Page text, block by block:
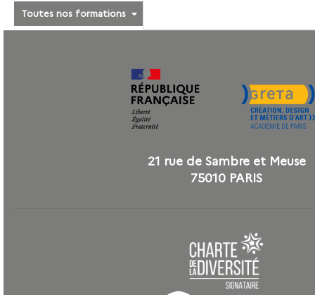
Toutes nos formations
21 rue de Sambre et Meuse
75010 PARIS